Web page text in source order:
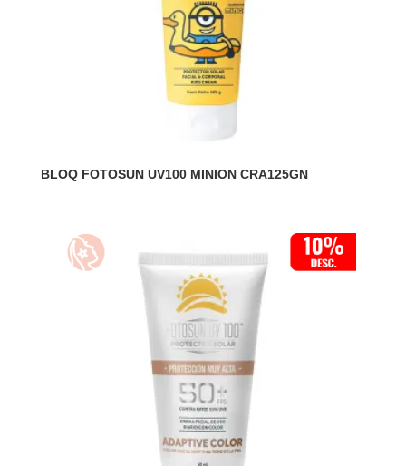
BLOQ FOTOSUN UV100 MINION CRA125GN